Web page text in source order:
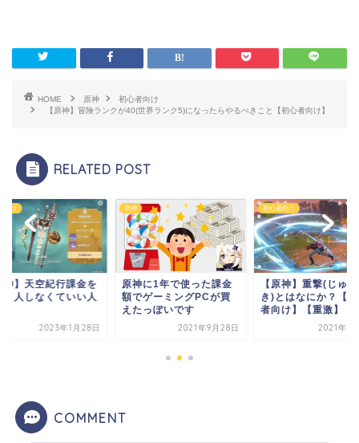
HOME 原神
初心者向け
【原神】冒険ランクが40(世界ランク5)になったらやるべきこと【初心者向け】
RELATED POST
向け
神】天空紀行課金を
き人しなくていい人
2023年1月28日
原神
原神に1年で使った課金
額でゲーミングPCが買
えたっぽいです
2021年9月28日
初心者向け
【原神】重撃(じゅ
き)とはなにか？【
者向け】【重激】
2021年11
COMMENT